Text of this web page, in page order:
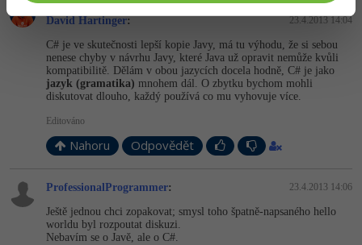
David Hartinger: 23.4.2013 14:04
C# je ve skutečnosti lepší kopie Javy, má tu výhodu, že si sebou
nenese chyby v návrhu Javy, které Java už opravit nemůže kvůli
kompatibilitě. Dělám v obou jazycích docela hodně, C# je jako
jazyk (gramatika) mnohem dál. O zbytku bychom mohli
diskutovat dlouho, každý používá co mu vyhovuje více.
Editováno
Nahoru Odpovědět
ProfessionalProgrammer: 23.4.2013 14:06
Ještě jednou chci zopakovat; smysl toho špatně-napsaného hello
worldu byl rozpoutat diskuzi.
Nebavím se o Javě, ale o C#.